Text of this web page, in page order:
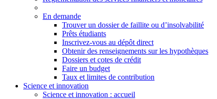
En demande
Trouver un dossier de faillite ou d’insolvabilité
Prêts étudiants
Inscrivez-vous au dépôt direct
Obtenir des renseignements sur les hypothèques
Dossiers et cotes de crédit
Faire un budget
Taux et limites de contribution
Science et innovation
Science et innovation : accueil